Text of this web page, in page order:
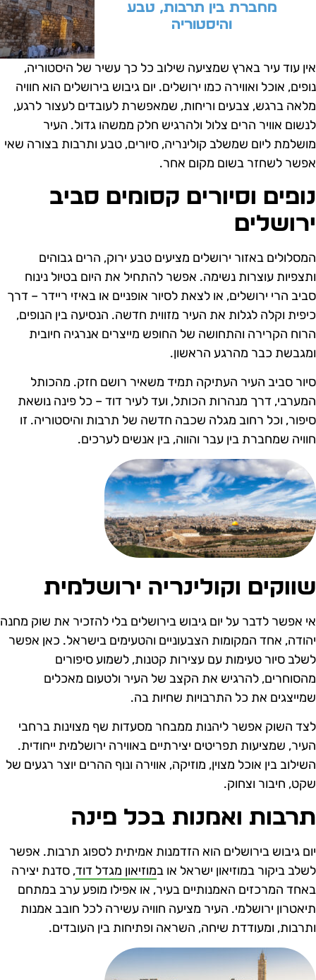
מחברת בין תרבות, טבע
והיסטוריה
עוד עיר בארץ שמציעה שילוב כל כך עשיר של היסטוריה,
אוכל ואווירה כמו ירושלים. יום גיבוש בירושלים הוא חוויה
ברגש, צבעים וריחות, שמאפשרת לעובדים לעצור לרגע,
אוויר הרים צלול ולהרגיש חלק ממשהו גדול. העיר
ליום שמשלב קולינריה, סיורים, טבע ותרבות בצורה שאי
לשחזר בשום מקום אחר.
וסיורים קסומים סביב
באזור ירושלים מציעים טבע ירוק, הרים גבוהים
עוצרות נשימה. אפשר להתחיל את היום בטיול נינוח
הרי ירושלים, או לצאת לסיור אופניים או באיזי ריידר – דרך
וקלה לגלות את העיר מזווית חדשה. הנסיעה בין הנופים,
הקרירה והתחושה של החופש מייצרים אנרגיה חיובית
כבר מהרגע הראשון.
סביב העיר העתיקה תמיד משאיר רושם חזק. מהכותל
דרך מנהרות הכותל, ועד לעיר דוד – כל פינה נושאת
וכל רחוב מגלה שכבה חדשה של תרבות והיסטוריה. זו
שמחברת בין עבר והווה, בין אנשים לערכים.
וקולינריה ירושלמית
אפשר לדבר על יום גיבוש בירושלים בלי להזכיר את שוק מחנה
אחד המקומות הצבעוניים והטעימים בישראל. כאן אפשר
סיור טעימות עם עצירות קטנות, לשמוע סיפורים
להרגיש את הקצב של העיר ולטעום מאכלים
את כל התרבויות שחיות בה.
השוק אפשר ליהנות ממבחר מסעדות שף מצוינות ברחבי
שמציעות תפריטים יצירתיים באווירה ירושלמית ייחודית.
בין אוכל מצוין, מוזיקה, אווירה ונוף ההרים יוצר רגעים של
חיבור וצחוק.
ואמנות בכל פינה
גיבוש בירושלים הוא הזדמנות אמיתית לספוג תרבות. אפשר
ביקור במוזיאון ישראל או במוזיאון מגדל דוד, סדנת יצירה
המרכזים האמנותיים בעיר, או אפילו מופע ערב במתחם
ירושלמי. העיר מציעה חוויה עשירה לכל חובב אמנות
ומעודדת שיחה, השראה ופתיחות בין העובדים.